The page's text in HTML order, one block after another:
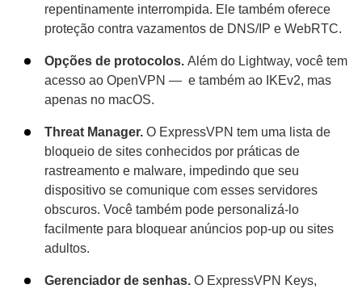
repentinamente interrompida. Ele também oferece
proteção contra vazamentos de DNS/IP e WebRTC.
Opções de protocolos. Além do Lightway, você tem
acesso ao OpenVPN — e também ao IKEv2, mas
apenas no macOS.
Threat Manager. O ExpressVPN tem uma lista de
bloqueio de sites conhecidos por práticas de
rastreamento e malware, impedindo que seu
dispositivo se comunique com esses servidores
obscuros. Você também pode personalizá-lo
facilmente para bloquear anúncios pop-up ou sites
adultos.
Gerenciador de senhas. O ExpressVPN Keys,